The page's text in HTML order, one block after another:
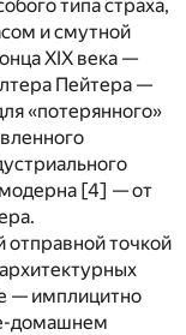
типа страха,
и смутной
XIX века —
Пейтера —
«потерянного»
[4] — от
отправной точкой
— имплицитно
домашнем